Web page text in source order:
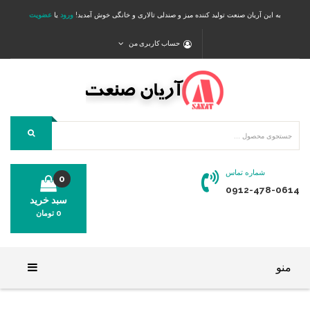
به این آریان صنعت تولید کننده میز و صندلی تالاری و خانگی خوش آمدید! ورود یا عضویت
حساب کاربری من
شماره تماس
0912-478-0614
سبد خرید
0
0 تومان
منو